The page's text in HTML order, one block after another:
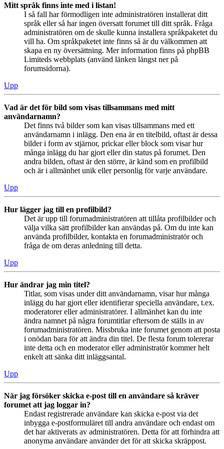
Mitt språk finns inte med i listan!
I så fall har förmodligen inte administratören installerat ditt
språk eller så har ingen översatt forumet till ditt språk. Fråga
administratören om de skulle kunna installera språkpaketet du
vill ha. Om språkpaketet inte finns så är du välkommen att
skapa en ny översättning. Mer information finns på phpBB
Limiteds webbplats (använd länken längst ner på
forumsidorna).
Upp
Vad är det för bild som visas tillsammans med mitt
användarnamn?
Det finns två bilder som kan visas tillsammans med ett
användarnamn i inlägg. Den ena är en titelbild, oftast är dessa
bilder i form av stjärnor, prickar eller block som visar hur
många inlägg du har gjort eller din status på forumet. Den
andra bilden, oftast är den större, är känd som en profilbild
och är i allmänhet unik eller personlig för varje användare.
Upp
Hur lägger jag till en profilbild?
Det är upp till forumadministratören att tillåta profilbilder och
välja vilka sätt profilbilder kan användas på. Om du inte kan
använda profilbilder, kontakta en forumadministratör och
fråga de om deras anledning till detta.
Upp
Hur ändrar jag min titel?
Titlar, som visas under ditt användarnamn, visar hur många
inlägg du har gjort eller identifierar speciella användare, t.ex.
moderatorer eller administratörer. I allmänhet kan du inte
ändra namnet på några forumtitlar eftersom de ställs in av
forumadministratören. Missbruka inte forumet genom att posta
i onödan bara för att ändra din titel. De flesta forum tolererar
inte detta och en moderator eller administratör kommer helt
enkelt att sänka ditt inläggsantal.
Upp
När jag försöker skicka e-post till en användare så kräver
forumet att jag loggar in?
Endast registrerade användare kan skicka e-post via det
inbygga e-postformuläret till andra användare och endast om
det har aktiverats av administratören. Detta för att förhindra att
anonyma användare använder det för att skicka skräppost.